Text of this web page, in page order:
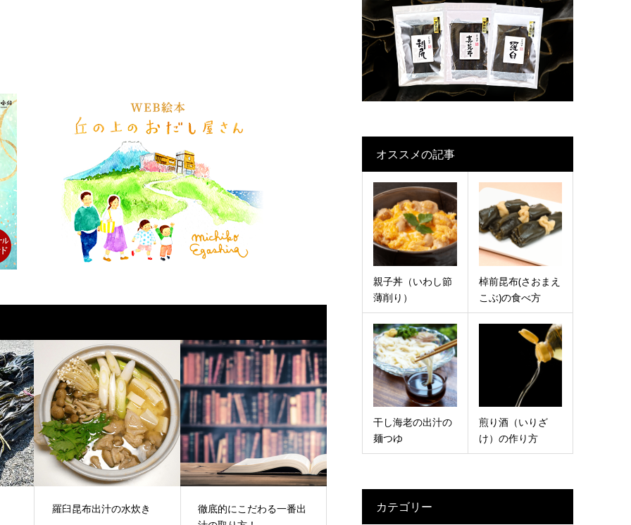
羅臼昆布出汁の水炊き
徹底的にこだわる一番出
オススメの記事
親子丼（いわし節
薄削り）
棹前昆布(さおまえ
こぶ)の食べ方
干し海老の出汁の
麺つゆ
煎り酒（いりざ
け）の作り方
カテゴリー